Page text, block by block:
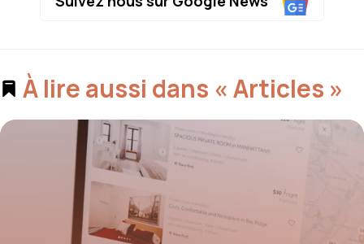
À lire aussi dans « Articles »